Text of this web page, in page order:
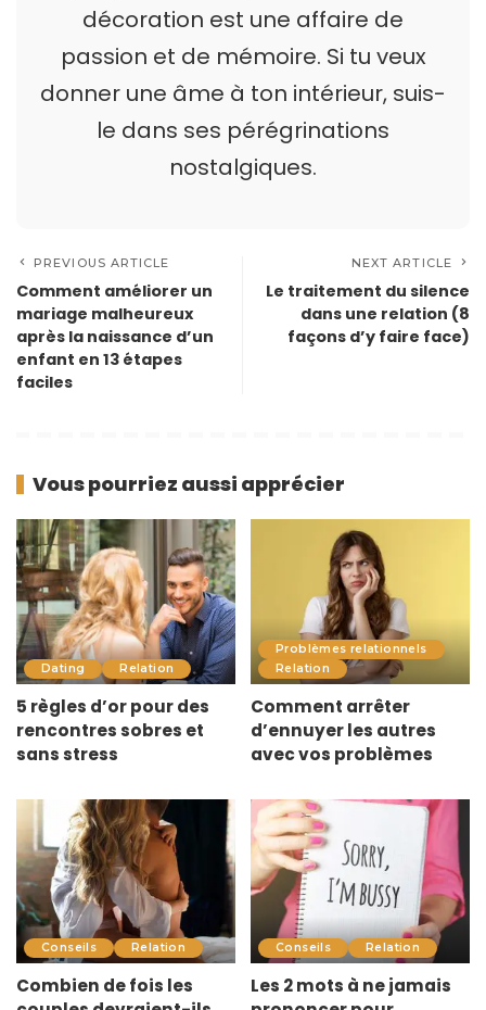
décoration est une affaire de
passion et de mémoire. Si tu veux
donner une âme à ton intérieur, suis-
le dans ses pérégrinations
nostalgiques.
PREVIOUS ARTICLE
Comment améliorer un
mariage malheureux
après la naissance d’un
enfant en 13 étapes
faciles
NEXT ARTICLE
Le traitement du silence
dans une relation (8
façons d’y faire face)
Vous pourriez aussi apprécier
Dating Relation
5 règles d’or pour des
rencontres sobres et
sans stress
Problèmes relationnels
Relation
Comment arrêter
d’ennuyer les autres
avec vos problèmes
Conseils Relation
Combien de fois les
Conseils Relation
Les 2 mots à ne jamais